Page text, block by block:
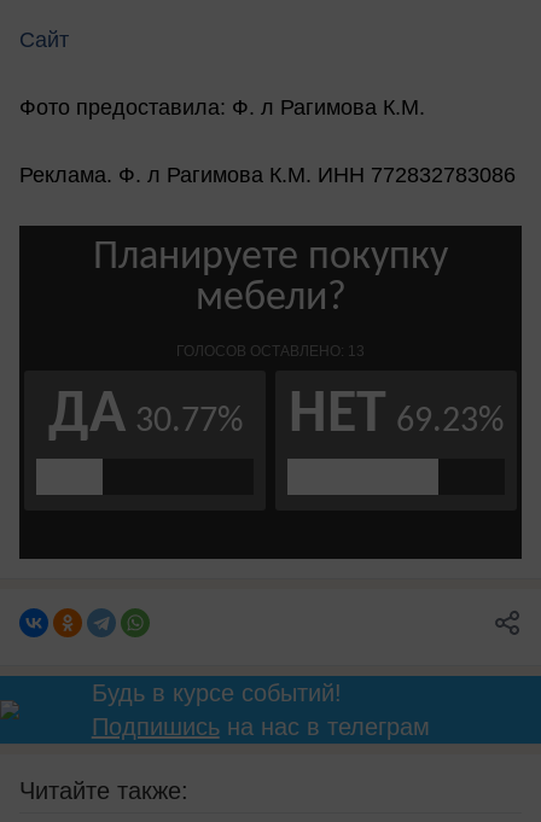
Сайт
Фото предоставила: Ф. л Рагимова К.М.
Реклама. Ф. л Рагимова К.М. ИНН 772832783086
Будь в курсе событий!
Подпишисьна нас в телеграм
Читайте также: